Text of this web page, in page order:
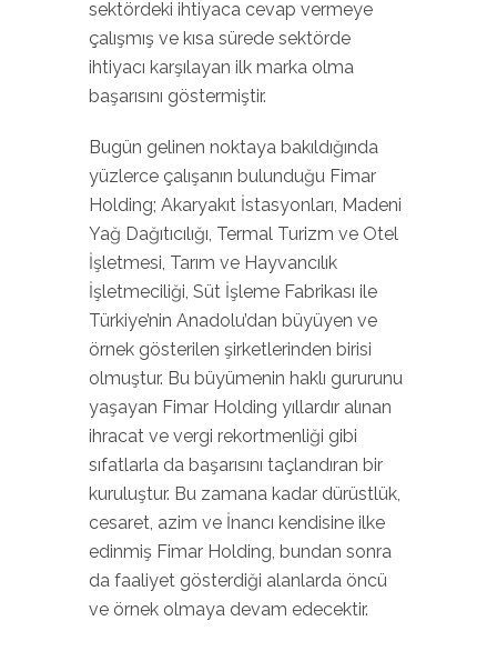
sektördeki ihtiyaca cevap vermeye
çalışmış ve kısa sürede sektörde
ihtiyacı karşılayan ilk marka olma
başarısını göstermiştir.
Bugün gelinen noktaya bakıldığında
yüzlerce çalışanın bulunduğu Fimar
Holding; Akaryakıt İstasyonları, Madeni
Yağ Dağıtıcılığı, Termal Turizm ve Otel
İşletmesi, Tarım ve Hayvancılık
İşletmeciliği, Süt İşleme Fabrikası ile
Türkiye’nin Anadolu’dan büyüyen ve
örnek gösterilen şirketlerinden birisi
olmuştur. Bu büyümenin haklı gururunu
yaşayan Fimar Holding yıllardır alınan
ihracat ve vergi rekortmenliği gibi
sıfatlarla da başarısını taçlandıran bir
kuruluştur. Bu zamana kadar dürüstlük,
cesaret, azim ve İnancı kendisine ilke
edinmiş Fimar Holding, bundan sonra
da faaliyet gösterdiği alanlarda öncü
ve örnek olmaya devam edecektir.